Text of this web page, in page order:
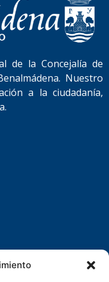
de la Concejalía de
Nuestro
a la ciudadanía,